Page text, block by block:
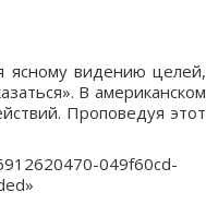
ясному видению целей,
В американском
Проповедуя этот
049f60cd-